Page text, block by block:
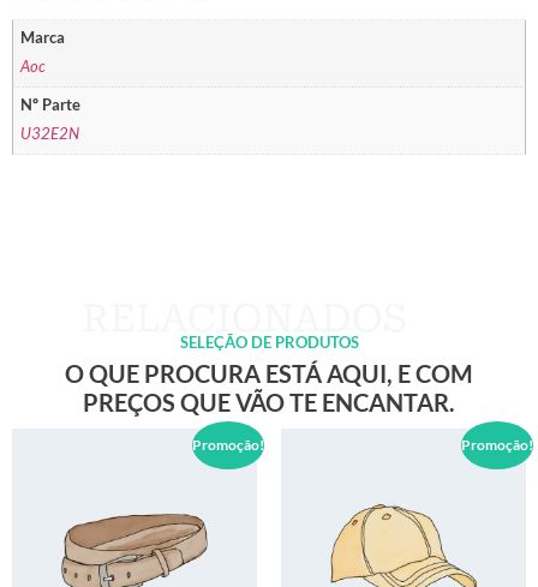
Marca
Aoc
Nº Parte
U32E2N
SELEÇÃO DE PRODUTOS
O QUE PROCURA ESTÁ AQUI, E COM
PREÇOS QUE VÃO TE ENCANTAR.
Promoção! Promoção!